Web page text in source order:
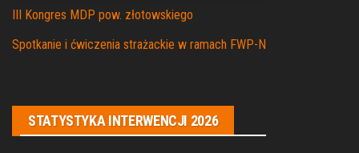
III Kongres MDP pow. złotowskiego
Spotkanie i ćwiczenia strażackie w ramach FWP-N
STATYSTYKA INTERWENCJI 2026